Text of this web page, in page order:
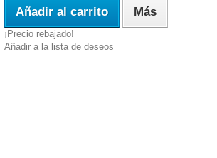
Añadir al carrito Más
¡Precio rebajado!
Añadir a la lista de deseos